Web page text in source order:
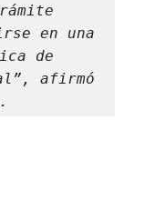
en una
de
afirmó